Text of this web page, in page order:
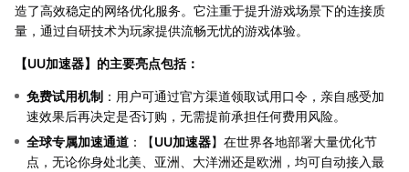
造了高效稳定的网络优化服务。它注重于提升游戏场景下的连接质
量，通过自研技术为玩家提供流畅无忧的游戏体验。
【UU加速器】的主要亮点包括：
免费试用机制 ：用户可通过官方渠道领取试用口令，亲自感受加
速效果后再决定是否订购，无需提前承担任何费用风险。
全球专属加速通道 ：【UU加速器】在世界各地部署大量优化节
点，无论你身处北美、亚洲、大洋洲还是欧洲，均可自动接入最